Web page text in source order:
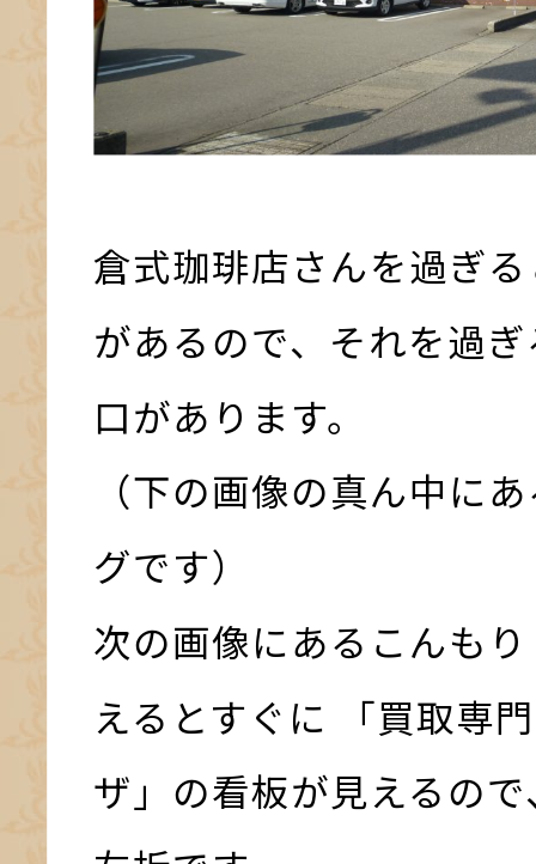
倉式珈琲店さんを過ぎ
があるので、それを過
口があります。
（下の画像の真ん中に
グです）
次の画像にあるこんも
えるとすぐに 「買取専
ザ」の看板が見えるの